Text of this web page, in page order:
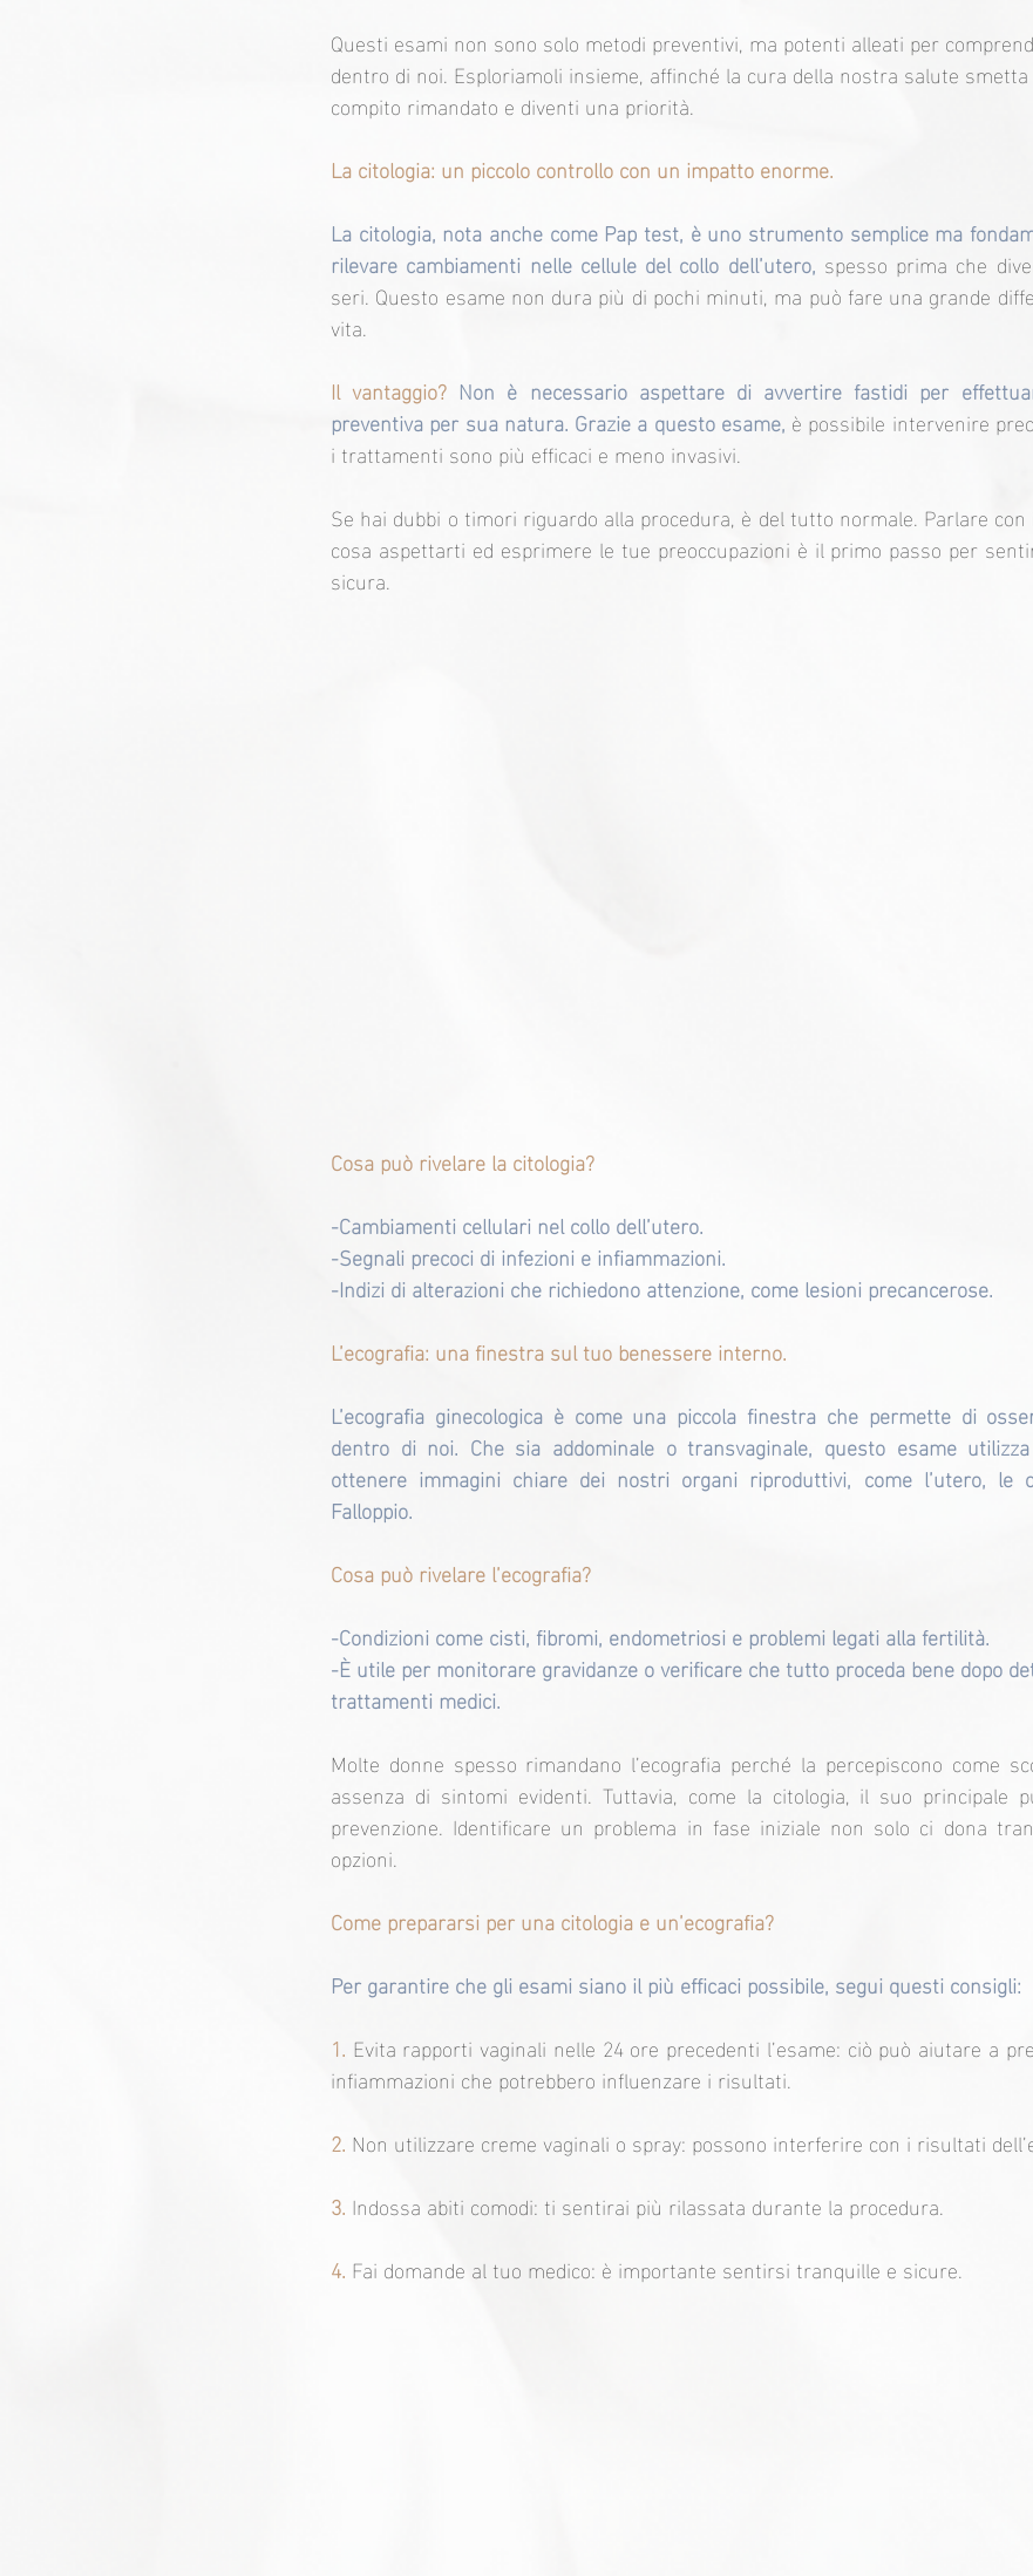
Questi esami non sono solo metodi preventivi, ma potenti alleati per
dentro di noi. Esploriamoli insieme, affinché la cura della nostra salute
compito rimandato e diventi una priorità.
La citologia: un piccolo controllo con un impatto enorme.
La citologia, nota anche come Pap test, è uno strumento semplice ma
rilevare cambiamenti nelle cellule del collo dell’utero, spesso prima che
seri. Questo esame non dura più di pochi minuti, ma può fare una grande
vita.
Il vantaggio? Non è necessario aspettare di avvertire fastidi per
preventiva per sua natura. Grazie a questo esame, è possibile intervenire
i trattamenti sono più efficaci e meno invasivi.
Se hai dubbi o timori riguardo alla procedura, è del tutto normale. Parlare
cosa aspettarti ed esprimere le tue preoccupazioni è il primo passo per
sicura.
Cosa può rivelare la citologia?
-Cambiamenti cellulari nel collo dell’utero.
-Segnali precoci di infezioni e infiammazioni.
-Indizi di alterazioni che richiedono attenzione, come lesioni precancerose.
L’ecografia: una finestra sul tuo benessere interno.
L’ecografia ginecologica è come una piccola finestra che permette di
dentro di noi. Che sia addominale o transvaginale, questo esame
ottenere immagini chiare dei nostri organi riproduttivi, come l’utero,
Falloppio.
Cosa può rivelare l’ecografia?
-Condizioni come cisti, fibromi, endometriosi e problemi legati alla fertilità.
-È utile per monitorare gravidanze o verificare che tutto proceda bene dopo
trattamenti medici.
Molte donne spesso rimandano l’ecografia perché la percepiscono come
assenza di sintomi evidenti. Tuttavia, come la citologia, il suo principale
prevenzione. Identificare un problema in fase iniziale non solo ci dona
opzioni.
Come prepararsi per una citologia e un’ecografia?
Per garantire che gli esami siano il più efficaci possibile, segui questi consigli:
1. Evita rapporti vaginali nelle 24 ore precedenti l’esame: ciò può aiutare a
infiammazioni che potrebbero influenzare i risultati.
2. Non utilizzare creme vaginali o spray: possono interferire con i risultati
3. Indossa abiti comodi: ti sentirai più rilassata durante la procedura.
4. Fai domande al tuo medico: è importante sentirsi tranquille e sicure.